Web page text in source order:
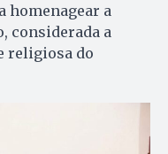
homenagear a
considerada a
religiosa do